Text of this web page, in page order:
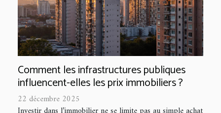
Comment les infrastructures publiques
influencent-elles les prix immobiliers ?
22 décembre 2025